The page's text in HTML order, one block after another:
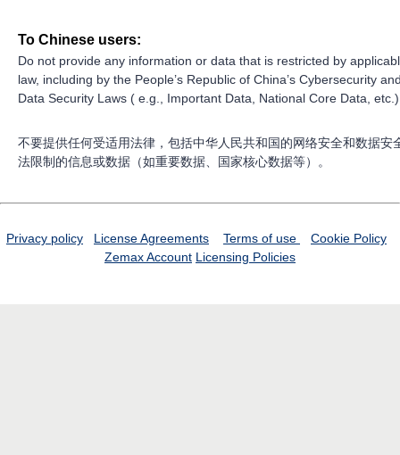
To Chinese users:
Do not provide any information or data that is restricted by
law, including by the People’s Republic of China’s Cybersecurity
Data Security Laws ( e.g., Important Data, National Core Data,
不要提供任何受适用法律，包括中华人民共和国的网络安全和数据安
法限制的信息或数据（如重要数据、国家核心数据等）。
Privacy policy License Agreements Terms of use
Cookie Policy
Zemax Account Licensing Policies